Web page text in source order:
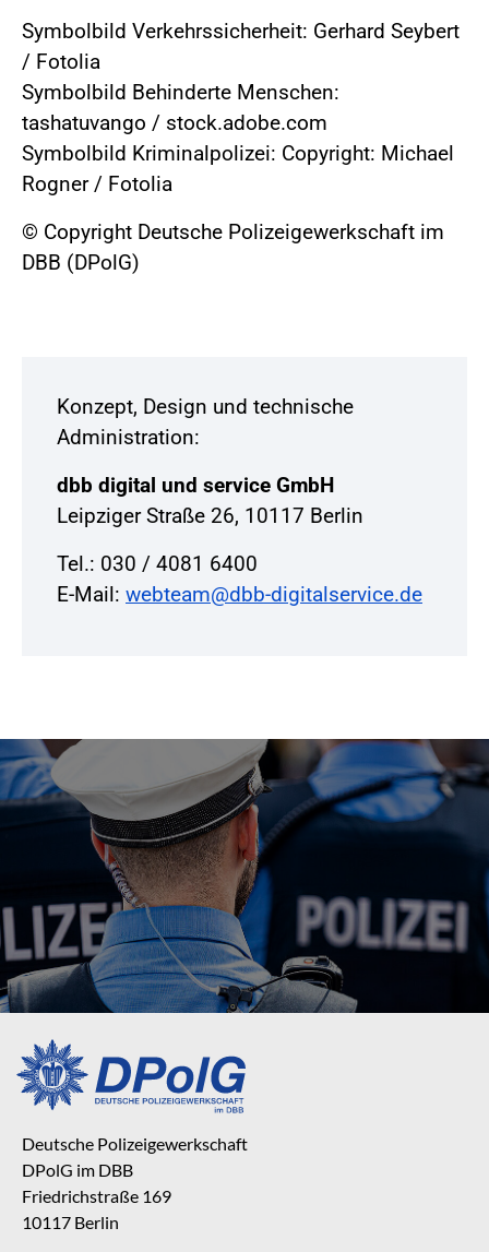
Symbolbild Verkehrssicherheit: Gerhard Seybert
/ Fotolia
Symbolbild Behinderte Menschen:
tashatuvango / stock.adobe.com
Symbolbild Kriminalpolizei: Copyright: Michael
Rogner / Fotolia
© Copyright Deutsche Polizeigewerkschaft im
DBB (DPolG)
Konzept, Design und technische
Administration:
dbb digital und service GmbH
Leipziger Straße 26, 10117 Berlin
Tel.: 030 / 4081 6400
E-Mail: webteam@dbb-digitalservice.de
Deutsche Polizeigewerkschaft
DPolG im DBB
Friedrichstraße 169
10117 Berlin